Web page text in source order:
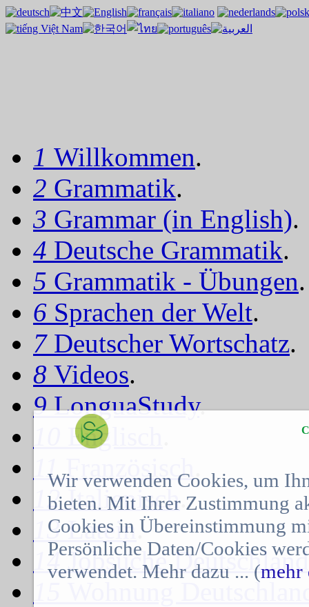
1 Willkommen.
2 Grammatik.
3 Grammar (in English).
4 Deutsche Grammatik.
5 Grammatik - Übungen.
6 Sprachen der Welt.
7 Deutscher Wortschatz.
8 Videos.
9LonguaStudy.
Englisch
11Französisch
12Italienisch.
13Latein.
14Jobsuche Deutschland
Wohnung
Wir verwenden Cookies, um
bieten. Mit Ihrer Zustimmung
Cookies in Übereinstimmung
Persönliche Daten/Cookies
verwendet. Mehr dazu ... (mehr